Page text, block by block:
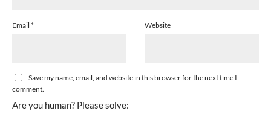
Email * Website
Save my name, email, and website in this browser for the next time I
comment.
Are you human? Please solve: